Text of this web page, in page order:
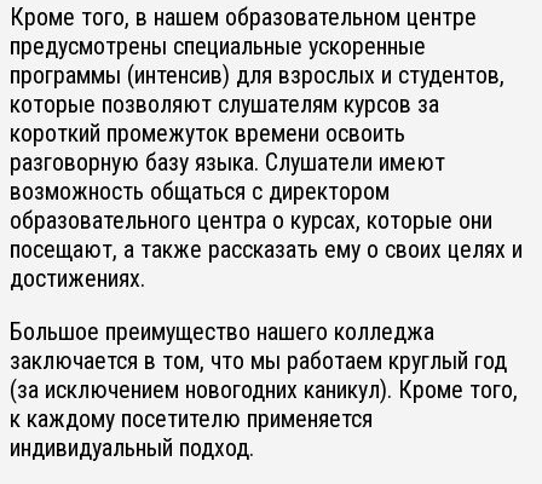
Кроме того, в нашем образовательном центре
предусмотрены специальные ускоренные
программы (интенсив) для взрослых и студентов,
которые позволяют слушателям курсов за
короткий промежуток времени освоить
разговорную базу языка. Слушатели имеют
возможность общаться с директором
образовательного центра о курсах, которые они
посещают, а также рассказать ему о своих целях и
достижениях.
Большое преимущество нашего колледжа
заключается в том, что мы работаем круглый год
(за исключением новогодних каникул). Кроме того,
к каждому посетителю применяется
индивидуальный подход.